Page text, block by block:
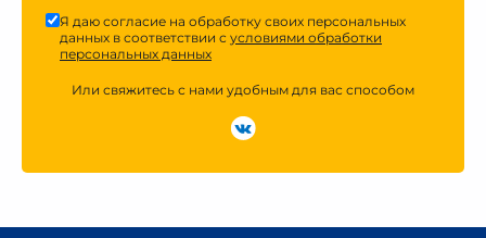
Я даю согласие на обработку своих персональных
данных в соответствии с условиями обработки
персональных данных
Или свяжитесь с нами удобным для вас способом